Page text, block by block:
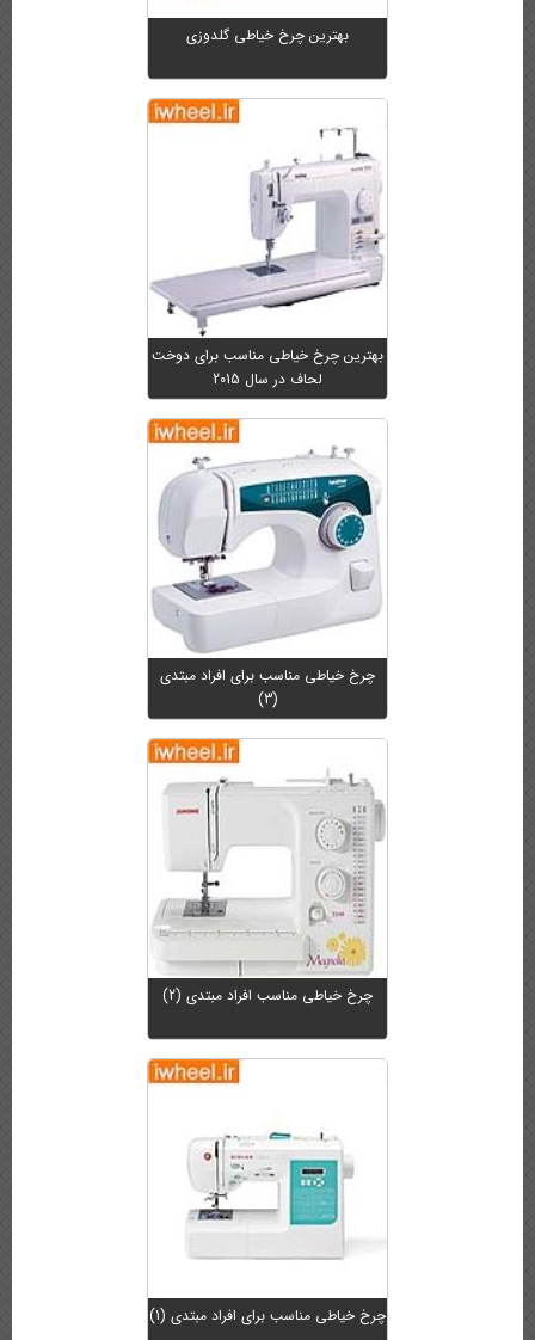
بهترین چرخ خیاطی گلدوزی
بهترین چرخ خیاطی مناسب برای دوخت
لحاف در سال 2015
چرخ خیاطی مناسب برای افراد مبتدی
(3)
چرخ خیاطی مناسب افراد مبتدی (2)
چرخ خیاطی مناسب برای افراد مبتدی (1)